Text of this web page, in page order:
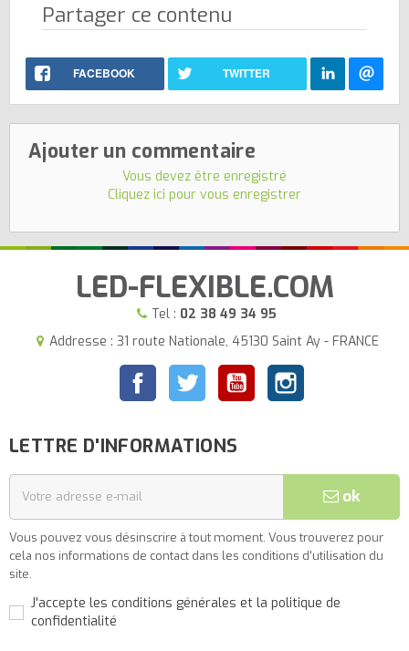
Partager ce contenu
FACEBOOK TWITTER
Ajouter un commentaire
Vous devez être enregistré
Cliquez ici pour vous enregistrer
LED-FLEXIBLE.COM
Tel : 02 38 49 34 95
Addresse : 31 route Nationale, 45130 Saint Ay - FRANCE
FacebookTwitter YouTubeInstagram
LETTRE D'INFORMATIONS
ok
Vous pouvez vous désinscrire à tout moment. Vous trouverez pour
cela nos informations de contact dans les conditions d'utilisation du
site.
J'accepte les conditions générales et la politique de
confidentialité